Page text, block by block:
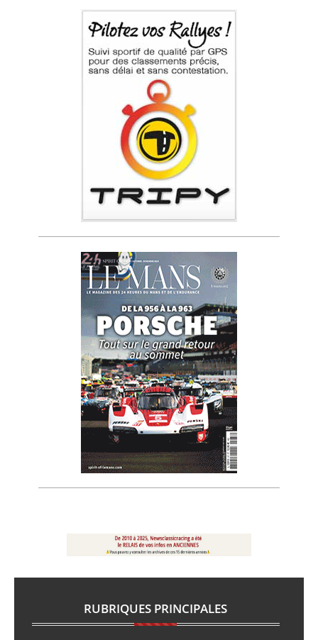
RUBRIQUES PRINCIPALES